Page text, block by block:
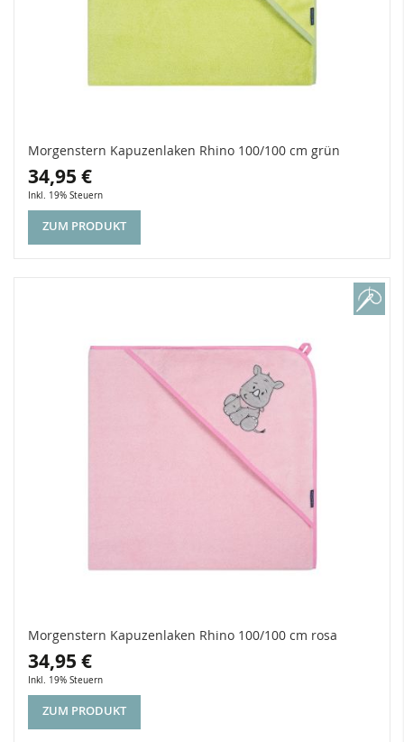
Morgenstern Kapuzenlaken Rhino 100/100 cm grün
34,95 €
Inkl. 19% Steuern
ZUM PRODUKT
Morgenstern Kapuzenlaken Rhino 100/100 cm rosa
34,95 €
Inkl. 19% Steuern
ZUM PRODUKT